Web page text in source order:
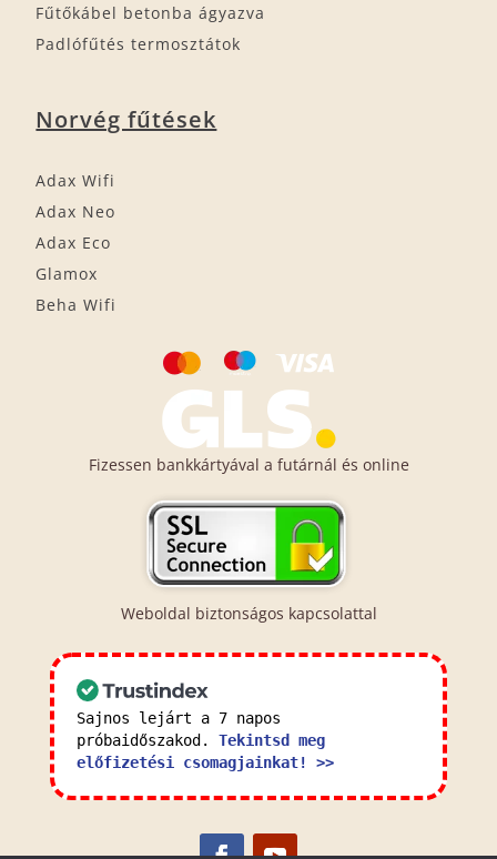
Fűtőkábel betonba ágyazva
Padlófűtés termosztátok
Norvég fűtések
Adax Wifi
Adax Neo
Adax Eco
Glamox
Beha Wifi
Fizessen bankkártyával a futárnál és online
Weboldal biztonságos kapcsolattal
Sajnos lejárt a 7 napos
próbaidőszakod. Tekintsd meg
előfizetési csomagjainkat! >>